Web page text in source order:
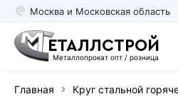
Москва и Московская область
ЕТАЛЛСТРОЙ
Металлопрокат опт / розница
Главная Круг стальной